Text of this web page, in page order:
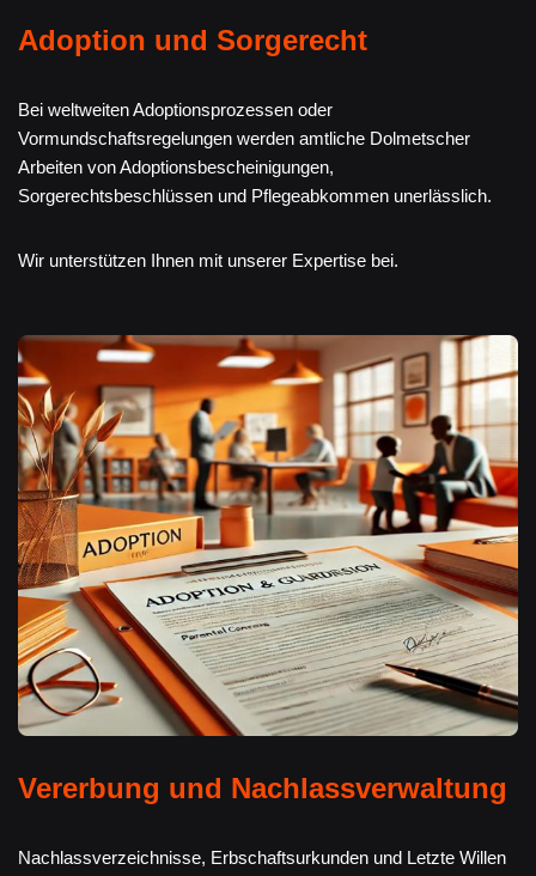
Adoption und Sorgerecht
Bei weltweiten Adoptionsprozessen oder
Vormundschaftsregelungen werden amtliche Dolmetscher
Arbeiten von Adoptionsbescheinigungen,
Sorgerechtsbeschlüssen und Pflegeabkommen unerlässlich.
Wir unterstützen Ihnen mit unserer Expertise bei.
Vererbung und Nachlassverwaltung
Nachlassverzeichnisse, Erbschaftsurkunden und Letzte Willen